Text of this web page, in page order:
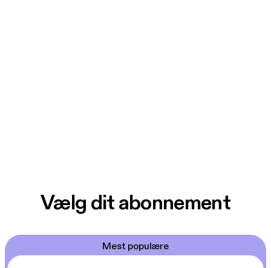
Vælg dit abonnement
Mest populære